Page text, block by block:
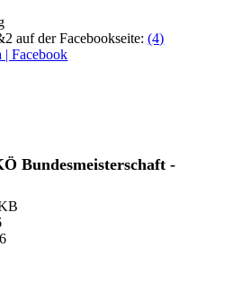
auf der Facebookseite:(4)
Facebook
Bundesmeisterschaft -